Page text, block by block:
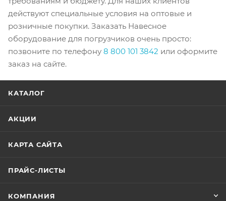
действуют специальные условия на оптовые и
розничные покупки. Заказать Навесное
оборудование для погрузчиков очень просто:
позвоните по телефону 8 800 101 3842 или оформите
заказ на сайте.
КАТАЛОГ
АКЦИИ
КАРТА САЙТА
ПРАЙС-ЛИСТЫ
КОМПАНИЯ